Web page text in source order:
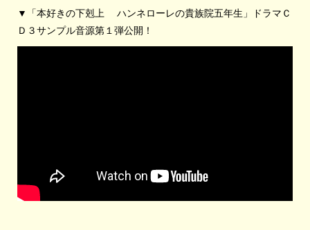
▼「本好きの下剋上 ハンネローレの貴族院五年生」ドラマＣ
Ｄ３サンプル音源第１弾公開！